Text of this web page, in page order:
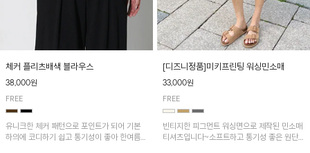
체커 플리츠배색 블라우스
38,000원
FREE
유니크한 체커 패턴으로 포인트가 되어 기본
하의에 코디하기 쉽고 통기성이 좋아 한여름에
[디즈니정품]미키프린팅 워싱민소매
33,000원
FREE
빈티지한 피그먼트 워싱면으로 제작된 민소매
티셔츠입니다~소프트하고 통기성 좋은 원단